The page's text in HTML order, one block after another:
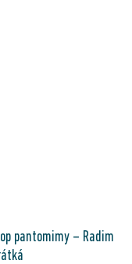
pantomimy – Radim